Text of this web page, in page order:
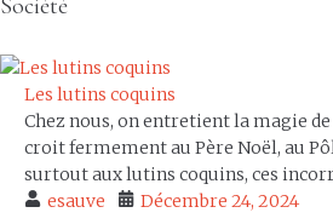
Société
Les lutins coquins
Chez nous, on entretient la magie
croit fermement au Père Noël, au
surtout aux lutins coquins, ces
esauve
Décembre 24, 2024